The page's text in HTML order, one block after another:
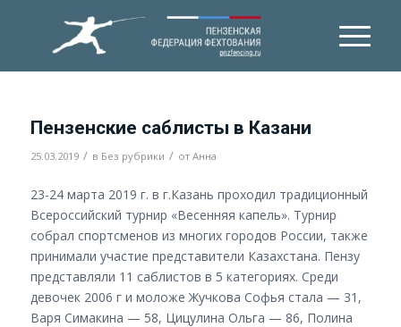
Пензенские саблисты в Казани
25.03.2019 / в Без рубрики / от Анна
23-24 марта 2019 г. в г.Казань проходил традиционный
Всероссийский турнир «Весенняя капель». Турнир
собрал спортсменов из многих городов России, также
принимали участие представители Казахстана. Пензу
представляли 11 саблистов в 5 категориях. Среди
девочек 2006 г и моложе Жучкова Софья стала — 31,
Варя Симакина — 58, Цицулина Ольга — 86, Полина